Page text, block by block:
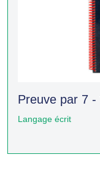
Preuve par 7 -
Langage écrit